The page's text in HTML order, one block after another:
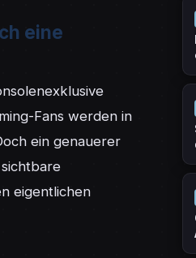
eine
Fans werden in
ein genauerer
eigentlichen